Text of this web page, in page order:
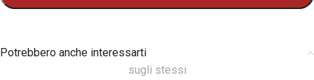
Potrebbero anche interessarti
sugli stessi